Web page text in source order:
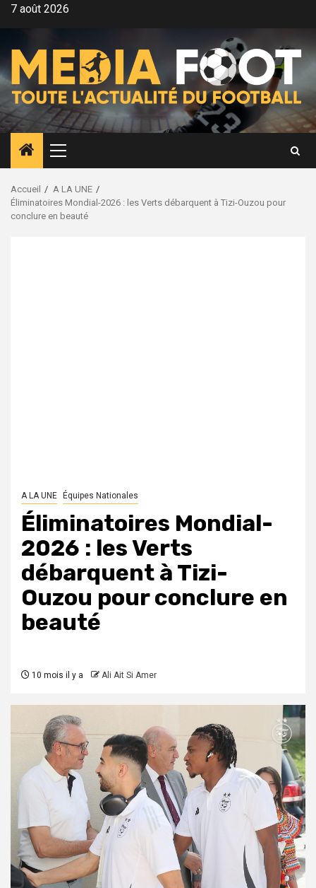
Aller7 août 2026
Menu
principal
Accueil
A LA UNE
Éliminatoires Mondial-2026 : les Verts débarquent à Tizi-Ouzou pour
conclure en beauté
A LA UNE Équipes Nationales
Éliminatoires Mondial-
2026 : les Verts
débarquent à Tizi-
Ouzou pour conclure en
beauté
10 mois il y a Ali Ait Si Amer